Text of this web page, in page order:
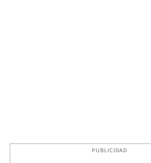
PUBLICIDAD